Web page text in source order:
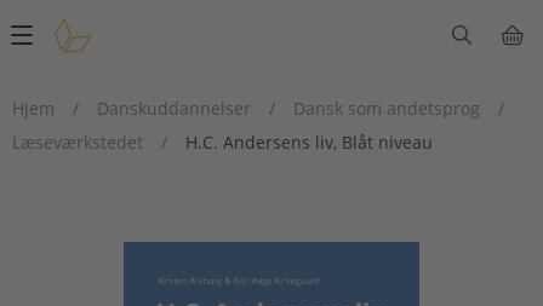
Main
Hjem
/ Danskuddannelser / Dansk som andetsprog
/
Læseværkstedet
/ H.C. Andersens liv, Blåt niveau